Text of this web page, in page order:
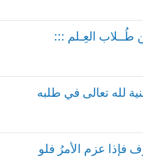
طُــلاب العِـلم :::
لله تعالى في طلبه
فإذا عزم الأمرُ فلو